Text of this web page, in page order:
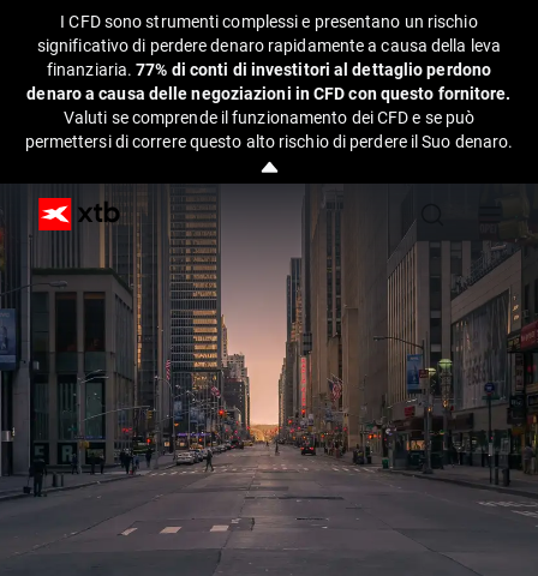
I CFD sono strumenti complessi e presentano un rischio
significativo di perdere denaro rapidamente a causa della leva
finanziaria.77% di conti di investitori al dettaglio perdono
denaro a causa delle negoziazioni in CFD con questo fornitore.
Valuti se comprende il funzionamento dei CFD e se può
permettersi di correre questo alto rischio di perdere il Suo denaro.